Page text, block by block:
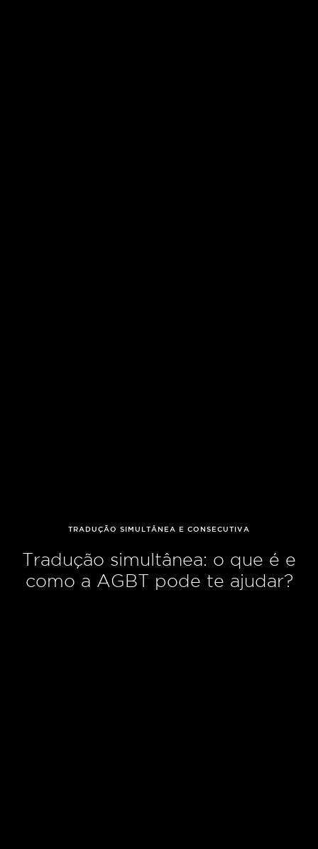
TRADUÇÃO SIMULTÂNEA E CONSECUTIVA
Tradução simultânea: o que é e
como a AGBT pode te ajudar?